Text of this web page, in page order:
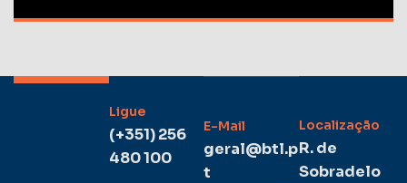
Ligue
(+351) 256
480 100
E-Mail
geral@btl.p
t
Localização
R. de
Sobradelo